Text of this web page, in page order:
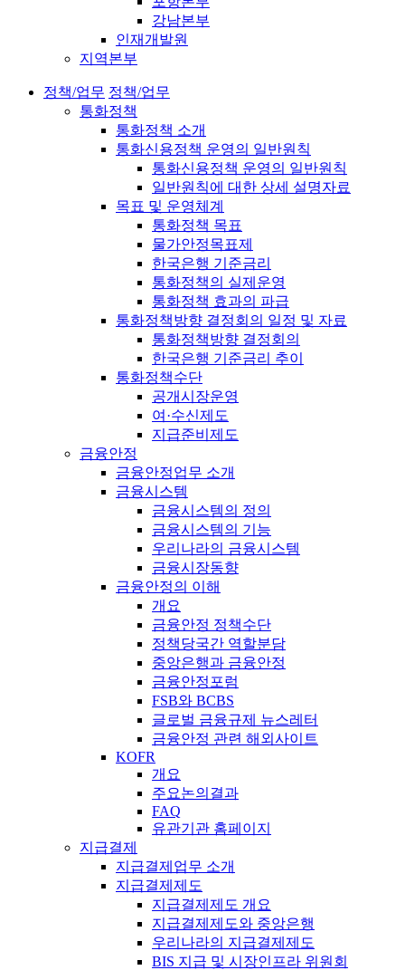
강남본부
인재개발원
지역본부
정책/업무 정책/업무
통화정책
통화정책 소개
통화신용정책 운영의 일반원칙
통화신용정책 운영의 일반원칙
일반원칙에 대한 상세 설명자료
목표 및 운영체계
통화정책 목표
물가안정목표제
한국은행 기준금리
통화정책의 실제운영
통화정책 효과의 파급
통화정책방향 결정회의 일정 및 자료
통화정책방향 결정회의
한국은행 기준금리 추이
통화정책수단
공개시장운영
여·수신제도
지급준비제도
금융안정
금융안정업무 소개
금융시스템
금융시스템의 정의
금융시스템의 기능
우리나라의 금융시스템
금융시장동향
금융안정의 이해
개요
금융안정 정책수단
정책당국간 역할분담
중앙은행과 금융안정
금융안정포럼
FSB와 BCBS
글로벌 금융규제 뉴스레터
금융안정 관련 해외사이트
KOFR
개요
주요논의결과
FAQ
유관기관 홈페이지
지급결제
지급결제업무 소개
지급결제제도
지급결제제도 개요
지급결제제도와 중앙은행
우리나라의 지급결제제도
BIS 지급 및 시장인프라 위원회